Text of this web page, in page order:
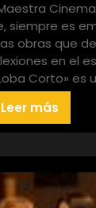
siempre es
obras que
en el
Corto» es
Leer más